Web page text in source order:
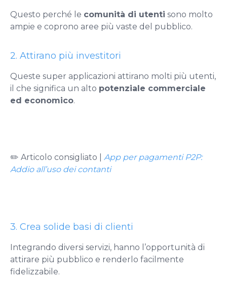
Questo perché le comunità di utenti sono molto
ampie e coprono aree più vaste del pubblico.
2. Attirano più investitori
Queste super applicazioni attirano molti più utenti,
il che significa un alto potenziale commerciale
ed economico.
✏️ Articolo consigliato | App per pagamenti P2P:
Addio all’uso dei contanti
3. Crea solide basi di clienti
Integrando diversi servizi, hanno l’opportunità di
attirare più pubblico e renderlo facilmente
fidelizzabile.